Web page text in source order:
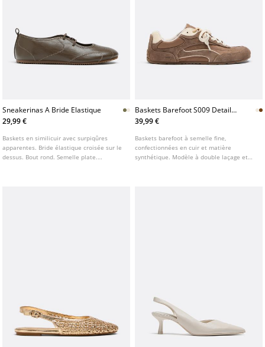
Sneakerinas A Bride Elastique
29,99 €
Baskets en similicuir avec surpiqûres
apparentes. Bride élastique croisée sur le
dessus. Bout rond. Semelle plate.
Baskets Barefoot S009 Details
Cuir
39,99 €
Baskets barefoot à semelle fine,
confectionnées en cuir et matière
synthétique. Modèle à double laçage et